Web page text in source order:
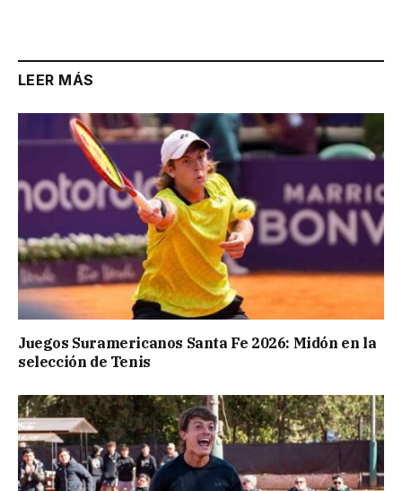
LEER MÁS
Juegos Suramericanos Santa Fe 2026: Midón en la
selección de Tenis